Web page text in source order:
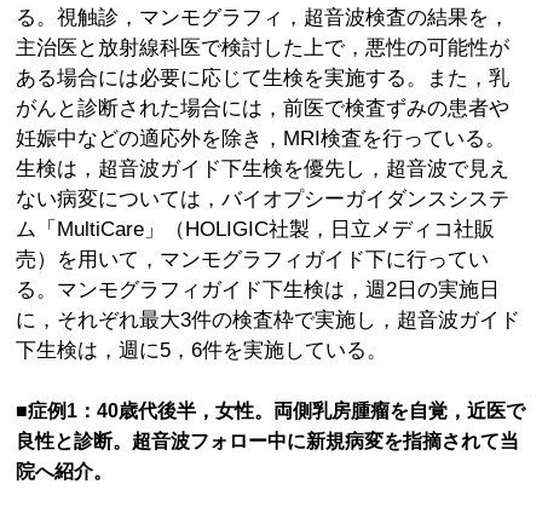
る。視触診，マンモグラフィ，超音波検査の結果を，
主治医と放射線科医で検討した上で，悪性の可能性が
ある場合には必要に応じて生検を実施する。また，乳
がんと診断された場合には，前医で検査ずみの患者や
妊娠中などの適応外を除き，MRI検査を行っている。
生検は，超音波ガイド下生検を優先し，超音波で見え
ない病変については，バイオプシーガイダンスシステ
ム「MultiCare」（HOLIGIC社製，日立メディコ社販
売）を用いて，マンモグラフィガイド下に行ってい
る。マンモグラフィガイド下生検は，週2日の実施日
に，それぞれ最大3件の検査枠で実施し，超音波ガイド
下生検は，週に5，6件を実施している。
■症例1：40歳代後半，女性。両側乳房腫瘤を自覚，近医で
良性と診断。超音波フォロー中に新規病変を指摘されて当
院へ紹介。